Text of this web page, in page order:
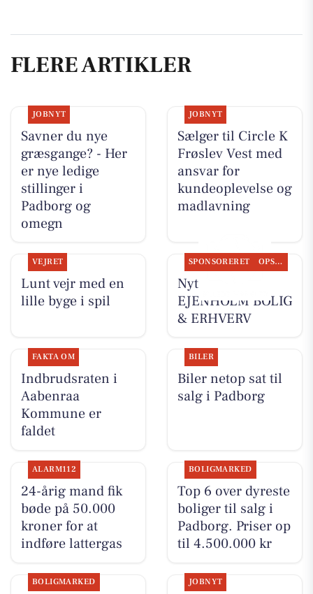
FLERE ARTIKLER
JOBNYT
Savner du nye
græsgange? - Her
er nye ledige
stillinger i
Padborg og
omegn
JOBNYT
Sælger til Circle K
Frøslev Vest med
ansvar for
kundeoplevelse og
madlavning
VEJRET
Lunt vejr med en
lille byge i spil
SPONSORERET OPSLAGSTAVLEN
Nyt fra
EJENHOLM BOLIG
& ERHVERV
FAKTA OM
Indbrudsraten i
Aabenraa
Kommune er
faldet
BILER
Biler netop sat til
salg i Padborg
ALARM112
24-årig mand fik
bøde på 50.000
kroner for at
indføre lattergas
BOLIGMARKED
Top 6 over dyreste
boliger til salg i
Padborg. Priser op
til 4.500.000 kr
BOLIGMARKED JOBNYT